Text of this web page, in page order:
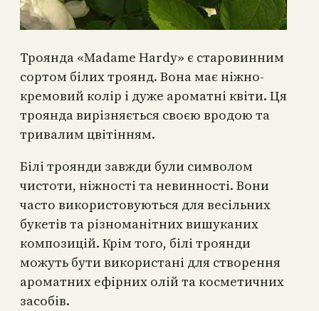
Троянда «Madame Hardy» є старовинним
сортом білих троянд. Вона має ніжно-
кремовий колір і дуже ароматні квіти. Ця
троянда вирізняється своєю вродою та
тривалим цвітінням.
Білі троянди завжди були символом
чистоти, ніжності та невинності. Вони
часто використовуються для весільних
букетів та різноманітних вишуканих
композицій. Крім того, білі троянди
можуть бути використані для створення
ароматних ефірних олій та косметичних
засобів.